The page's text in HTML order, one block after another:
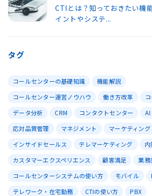
CTIとは？知っておきたい機
イントやシステ...
タグ
コールセンターの基礎知識
機能解説
コールセンター運営ノウハウ
働き方改革
データ分析
CRM コンタクトセンター AI
応対品質管理
マネジメント マーケティング
インサイドセールス
テレマーケティング
カスタマーエクスペリエンス
顧客満足 業務
コールセンターシステムの使い方
モバイル
テレワーク・在宅勤務
CTIの使い方
PBX